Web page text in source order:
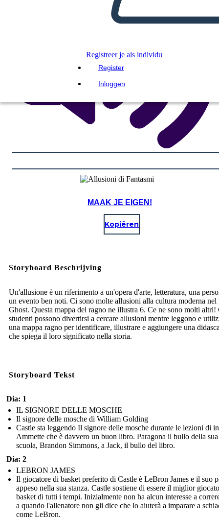
Registreer je als individu
Register
Inloggen
MAAK JE EIGEN!
Kopiëren
Storyboard Beschrijving
Un'allusione è un riferimento a un'opera d'arte, letteratura, una
un evento ben noti. Ci sono molte allusioni alla cultura moderna
Ghost. Questa mappa del ragno ne illustra 6. Ce ne sono molti altri!
studenti possono divertirsi a cercare allusioni mentre leggono e
una mappa ragno per identificare, illustrare e aggiungere una
che spiega il loro significato nella storia.
Storyboard Tekst
Dia: 1
IL SIGNORE DELLE MOSCHE
Il signore delle mosche di William Golding
Castle sta leggendo Il signore delle mosche durante le lezioni di
Ammette che è davvero un buon libro. Paragona il bullo della sua
scuola, Brandon Simmons, a Jack, il bullo del libro.
Dia: 2
LEBRON JAMES
Il giocatore di basket preferito di Castle è LeBron James e il suo
appeso nella sua stanza. Castle sostiene di essere il miglior
basket di tutti i tempi. Inizialmente non ha alcun interesse a
a quando l'allenatore non gli dice che lo aiuterà a imparare a
come LeBron.